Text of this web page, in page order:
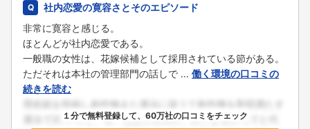
社内恋愛の寛容さとそのエピソード
非常に寛容と感じる。
ほとんどが社内恋愛である。
一般職の女性は、花嫁候補として採用されている節がある。
ただそれは本社の管理部門の話しで ... 働く環境の口コミの
続きを読む
１分で無料登録して、60万社の口コミをチェック